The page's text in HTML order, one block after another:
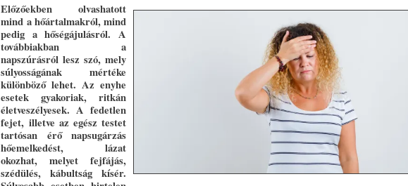
Előzőekben olvashatott
mind a hőártalmakról, mind
pedig a hőségájulásról. A
továbbiakban a
napszúrásról lesz szó, mely
súlyosságának mértéke
különböző lehet. Az enyhe
esetek gyakoriak, ritkán
életveszélyesek. A fedetlen
fejet, illetve az egész testet
tartósan érő napsugárzás
hőemelkedést, lázat
okozhat, melyet fejfájás,
szédülés, kábultság kísér.